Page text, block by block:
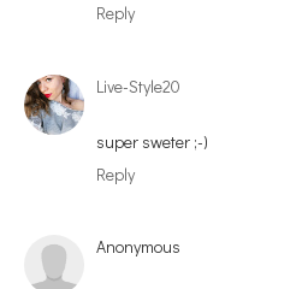
Reply
Live-Style20
super sweter ;-)
Reply
Anonymous